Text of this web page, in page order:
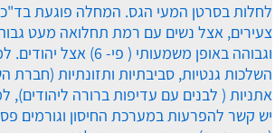
לחלות בסרטן המעי הגס. המחלה פוגעת
צעירים, אצל נשים עם רמת תחלואה מעט
וגבוהה באופן משמעותי ( פי- 6) אצל
השלכות גנטיות, סביבתיות ותזונתיות (חברת
אתניות ( לבנים עם עדיפות ברורה ליהודים),
יש קשר להפרעות במערכת החיסון וגורמים